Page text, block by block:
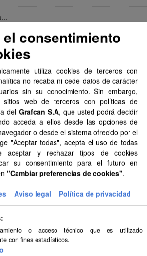
consentimiento
utiliza cookies de terceros con
no recaba ni cede datos de carácter
sin su conocimiento. Sin embargo,
sitios web de terceros con políticas de
del Grafcan S.A, que usted podrá decidir
acceda a ellos desde las opciones de
o desde el sistema ofrecido por el
"Aceptar todas", acepta el uso de todas
aceptar y rechazar tipos de cookies
su consentimiento para el futuro en
"Cambiar preferencias de cookies".
Aviso legal Política de privacidad
o acceso técnico que es utilizado
con fines estadísticos.